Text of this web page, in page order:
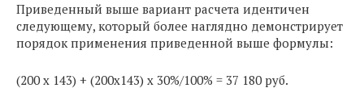
Приведенный выше вариант расчета идентичен
следующему, который более наглядно демонстрирует
порядок применения приведенной выше формулы:
(200 х 143) + (200х143) х 30%/100% = 37 180 руб.